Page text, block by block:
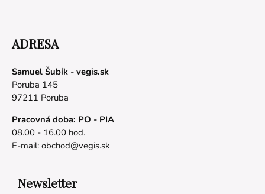
ADRESA
Samuel Šubík - vegis.sk
Poruba 145
97211 Poruba
Pracovná doba: PO - PIA
08.00 - 16.00 hod.
E-mail: obchod@vegis.sk
Newsletter